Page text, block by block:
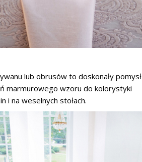
lub obrusów to doskonały pomysł
marmurowego wzoru do kolorystyki
i na weselnych stołach.